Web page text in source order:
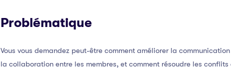
Problématique
Vous vous demandez peut-être comment améliorer la
la collaboration entre les membres, et comment résoudre les